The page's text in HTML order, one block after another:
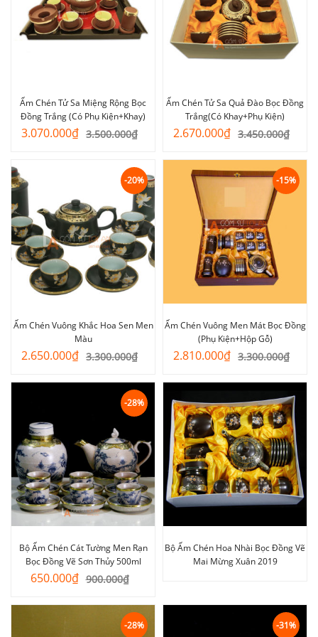
Ấm Chén Tử Sa Miệng Rộng Bọc
Đồng Trắng (Có Phụ Kiện+Khay)
3.500.000₫
Giá
3.070.000₫Giá
3.070.000₫.
Ấm Chén Tử Sa Quả Đào Bọc Đồng
Trắng(Có Khay+Phụ Kiện)
3.450.000₫
Giá
là:
3.450.000₫.
2.670.000₫Giá
tại
là:
2.670.000₫.
-20%
Ấm Chén Vuông Khắc Hoa Sen Men
Màu
3.300.000₫
Giá
là:
2.650.000₫Giá
tại
2.650.000₫.
-15%
Ấm Chén Vuông Men Mát Bọc Đồng
(Phụ Kiện+Hộp Gỗ)
3.300.000₫
Giá
là:
3.300.000₫.
2.810.000₫Giá
tại
là:
2.810.000₫.
-28%
Bộ Ấm Chén Cát Tường Men Rạn
Bọc Đồng Vẽ Sơn Thủy 500ml
900.000₫
Giá
là:
650.000₫Giá
tại
Bộ Ấm Chén Hoa Nhài Bọc Đồng Vẽ
Mai Mừng Xuân 2019
-28% -31%